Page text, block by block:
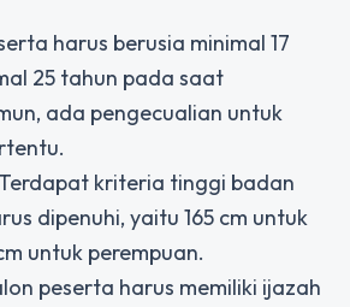
harus berusia minimal 17
25 tahun pada saat
ada pengecualian untuk
kriteria tinggi badan
dipenuhi, yaitu 165 cm untuk
untuk perempuan.
peserta harus memiliki ijazah